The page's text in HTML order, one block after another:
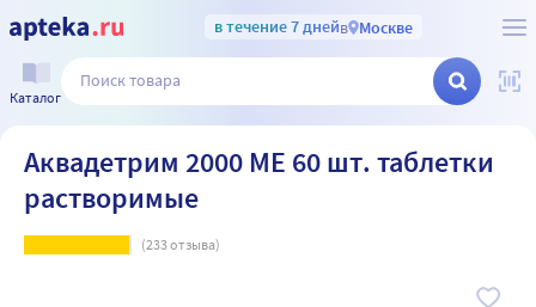
в течение 7 днейв Москве
Каталог
Аквадетрим 2000 МЕ 60 шт. таблетки
растворимые
(233отзыва)